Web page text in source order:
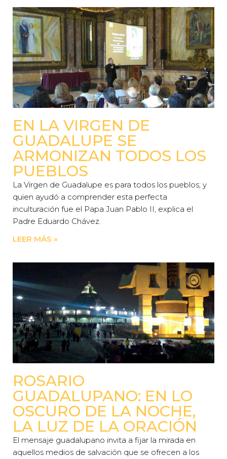
EN LA VIRGEN DE
GUADALUPE SE
ARMONIZAN TODOS LOS
PUEBLOS
La Virgen de Guadalupe es para todos los pueblos; y
quien ayudó a comprender esta perfecta
inculturación fue el Papa Juan Pablo II, explica el
Padre Eduardo Chávez.
LEER MÁS »
ROSARIO
GUADALUPANO: EN LO
OSCURO DE LA NOCHE,
LA LUZ DE LA ORACIÓN
El mensaje guadalupano invita a fijar la mirada en
aquellos medios de salvación que se ofrecen a los